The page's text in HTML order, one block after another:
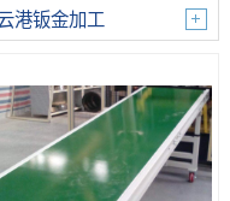
港钣金加工